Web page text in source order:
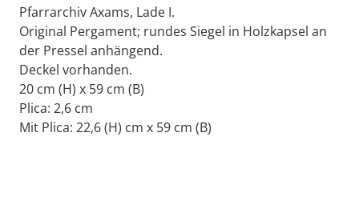
Pfarrarchiv Axams, Lade I.
Original Pergament; rundes Siegel in Holzkapsel an
der Pressel anhängend.
Deckel vorhanden.
20 cm (H) x 59 cm (B)
Plica: 2,6 cm
Mit Plica: 22,6 (H) cm x 59 cm (B)